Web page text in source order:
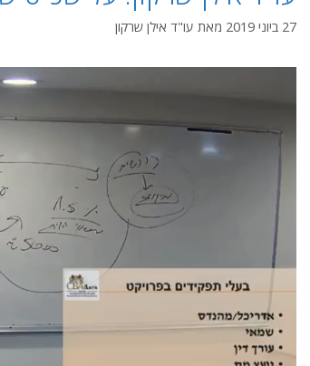
27 ביוני 2019 מאת עו"ד אילן שרקון